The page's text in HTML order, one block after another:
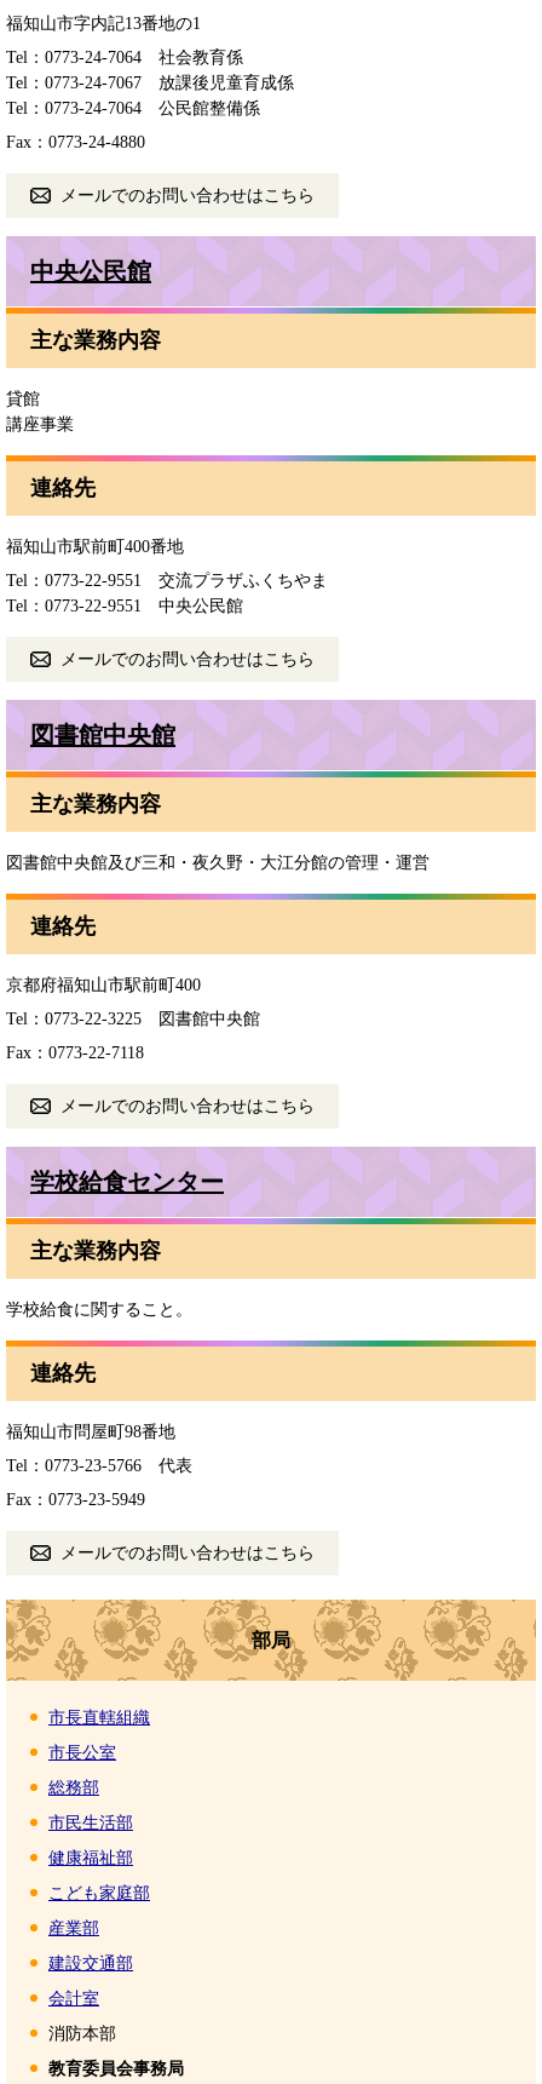
福知山市字内記13番地の1
Tel：0773-24-7064
社会教育係
Tel：0773-24-7067
放課後児童育成係
Tel：0773-24-7064
公民館整備係
Fax：0773-24-4880
メールでのお問い合わせはこちら
中央公民館
主な業務内容
貸館
講座事業
連絡先
福知山市駅前町400番地
Tel：0773-22-9551
交流プラザふくちやま
Tel：0773-22-9551
中央公民館
メールでのお問い合わせはこちら
図書館中央館
主な業務内容
図書館中央館及び三和・夜久野・大江分館の管理・運営
連絡先
京都府福知山市駅前町400
Tel：0773-22-3225
図書館中央館
Fax：0773-22-7118
メールでのお問い合わせはこちら
学校給食センター
主な業務内容
学校給食に関すること。
連絡先
福知山市問屋町98番地
Tel：0773-23-5766
代表
Fax：0773-23-5949
メールでのお問い合わせはこちら
部局
市長直轄組織
市長公室
総務部
市民生活部
健康福祉部
こども家庭部
産業部
建設交通部
会計室
消防本部
教育委員会事務局